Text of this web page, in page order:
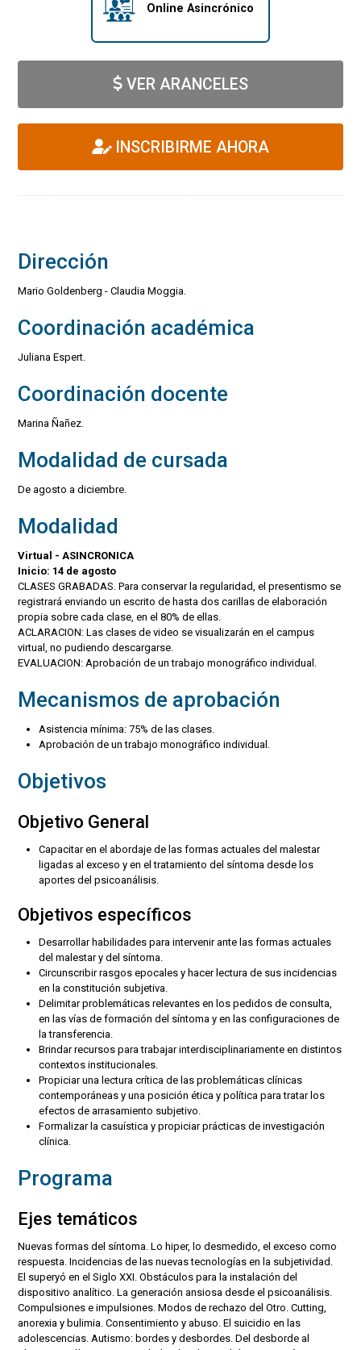
Online Asincrónico
VER ARANCELES
INSCRIBIRME AHORA
Dirección
Mario Goldenberg - Claudia Moggia.
Coordinación académica
Juliana Espert.
Coordinación docente
Marina Ñañez.
Modalidad de cursada
De agosto a diciembre.
Modalidad
Virtual - ASINCRONICA
Inicio: 14 de agosto
CLASES GRABADAS. Para conservar la regularidad, el presentismo se
registrará enviando un escrito de hasta dos carillas de elaboración
propia sobre cada clase, en el 80% de ellas.
ACLARACION: Las clases de video se visualizarán en el campus
virtual, no pudiendo descargarse.
EVALUACION: Aprobación de un trabajo monográfico individual.
Mecanismos de aprobación
Asistencia mínima: 75% de las clases.
Aprobación de un trabajo monográfico individual.
Objetivos
Objetivo General
Capacitar en el abordaje de las formas actuales del malestar
ligadas al exceso y en el tratamiento del síntoma desde los
aportes del psicoanálisis.
Objetivos específicos
Desarrollar habilidades para intervenir ante las formas actuales
del malestar y del síntoma.
Circunscribir rasgos epocales y hacer lectura de sus incidencias
en la constitución subjetiva.
Delimitar problemáticas relevantes en los pedidos de consulta,
en las vías de formación del síntoma y en las configuraciones de
la transferencia.
Brindar recursos para trabajar interdisciplinariamente en distintos
contextos institucionales.
Propiciar una lectura crítica de las problemáticas clínicas
contemporáneas y una posición ética y política para tratar los
efectos de arrasamiento subjetivo.
Formalizar la casuística y propiciar prácticas de investigación
clínica.
Programa
Ejes temáticos
Nuevas formas del síntoma. Lo hiper, lo desmedido, el exceso como
respuesta. Incidencias de las nuevas tecnologías en la subjetividad.
El superyó en el Siglo XXI. Obstáculos para la instalación del
dispositivo analítico. La generación ansiosa desde el psicoanálisis.
Compulsiones e impulsiones. Modos de rechazo del Otro. Cutting,
anorexia y bulimia. Consentimiento y abuso. El suicidio en las
adolescencias. Autismo: bordes y desbordes. Del desborde al